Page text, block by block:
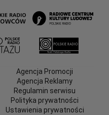
Agencja Promocji
Agencja Reklamy
Regulamin serwisu
Polityka prywatności
Ustawienia prywatności